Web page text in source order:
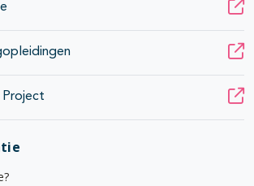
Project